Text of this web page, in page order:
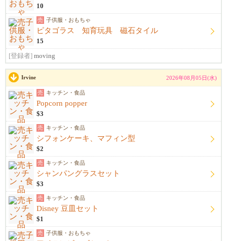
10
売 子供服・おもちゃ
ピタゴラス 知育玩具 磁石タイル
15
[登録者] moving
Irvine 2026年08月05日(水)
売 キッチン・食品
Popcorn popper
$3
売 キッチン・食品
シフォンケーキ、マフィン型
$2
売 キッチン・食品
シャンパングラスセット
$3
売 キッチン・食品
Disney 豆皿セット
$1
売 子供服・おもちゃ